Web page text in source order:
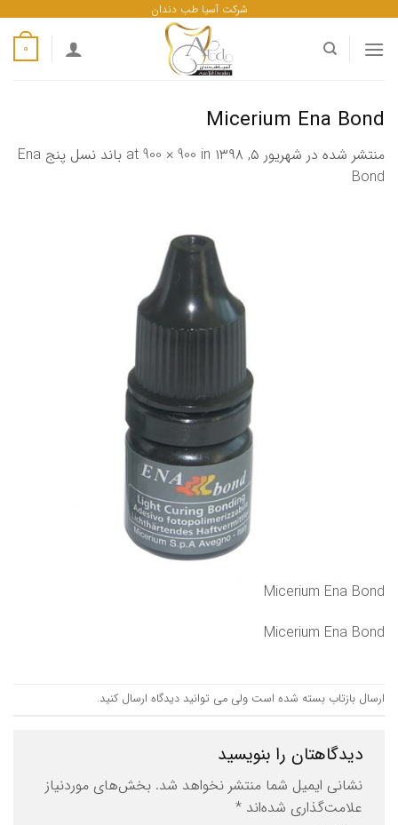
بروید
شرکت آسیا طب دندان
0
Micerium Ena Bond
منتشر شده در شهریور ۵, ۱۳۹۸ 900 × 900 in
باند نسل پنج Ena
Bond
Micerium Ena Bond
Micerium Ena Bond
ارسال بازتاب بسته شده است ولی می توانید دیدگاه ارسال کنید.
دیدگاهتان را بنویسید
نشانی ایمیل شما منتشر نخواهد شد. بخش‌های موردنیاز
علامت‌گذاری شده‌اند *